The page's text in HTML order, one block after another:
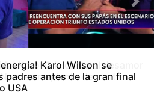
Karol G le canta al desamor
me arrepiento de sentir
Next